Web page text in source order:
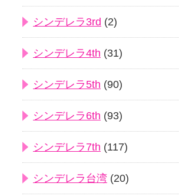
シンデレラ3rd (2)
シンデレラ4th (31)
シンデレラ5th (90)
シンデレラ6th (93)
シンデレラ7th (117)
シンデレラ台湾 (20)